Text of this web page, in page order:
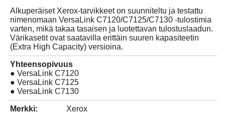
Alkuperäiset Xerox-tarvikkeet on suunniteltu ja testattu
nimenomaan VersaLink C7120/C7125/C7130 -tulostimia
varten, mikä takaa tasaisen ja luotettavan tulostuslaadun.
Värikasetit ovat saatavilla erittäin suuren kapasiteetin
(Extra High Capacity) versioina.
Yhteensopivuus
● VersaLink C7120
● VersaLink C7125
● VersaLink C7130
Merkki: Xerox